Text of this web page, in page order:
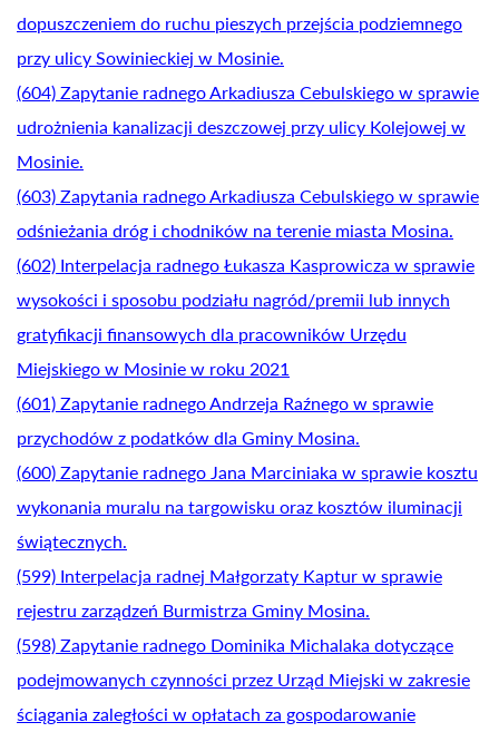
dopuszczeniem do ruchu pieszych przejścia podziemnego
przy ulicy Sowinieckiej w Mosinie.
(604) Zapytanie radnego Arkadiusza Cebulskiego w sprawie
udrożnienia kanalizacji deszczowej przy ulicy Kolejowej w
Mosinie.
(603) Zapytania radnego Arkadiusza Cebulskiego w sprawie
odśnieżania dróg i chodników na terenie miasta Mosina.
(602) Interpelacja radnego Łukasza Kasprowicza w sprawie
wysokości i sposobu podziału nagród/premii lub innych
gratyfikacji finansowych dla pracowników Urzędu
Miejskiego w Mosinie w roku 2021
(601) Zapytanie radnego Andrzeja Raźnego w sprawie
przychodów z podatków dla Gminy Mosina.
(600) Zapytanie radnego Jana Marciniaka w sprawie kosztu
wykonania muralu na targowisku oraz kosztów iluminacji
świątecznych.
(599) Interpelacja radnej Małgorzaty Kaptur w sprawie
rejestru zarządzeń Burmistrza Gminy Mosina.
(598) Zapytanie radnego Dominika Michalaka dotyczące
podejmowanych czynności przez Urząd Miejski w zakresie
ściągania zaległości w opłatach za gospodarowanie